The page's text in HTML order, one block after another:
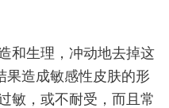
生理，冲动地去掉这
果造成敏感性皮肤的形
敏，或不耐受，而且常